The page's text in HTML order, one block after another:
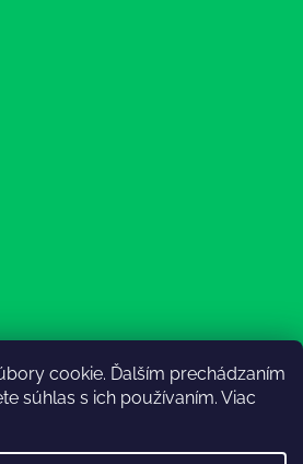
cookie. Ďalším prechádzaním
súhlas s ich používaním. Viac
Instagrame